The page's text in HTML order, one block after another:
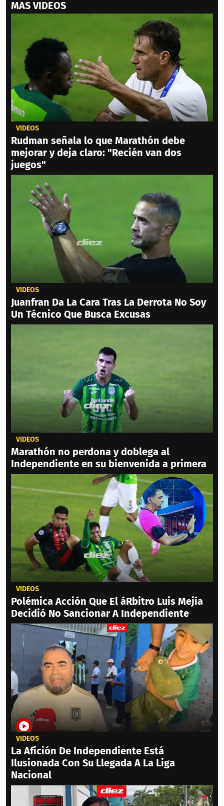
MAS VIDEOS
VIDEOS
Rudman señala lo que Marathón debe
mejorar y deja claro: "Recién van dos
juegos"
VIDEOS
Juanfran Da La Cara Tras La Derrota No Soy
Un Técnico Que Busca Excusas
VIDEOS
Marathón no perdona y doblega al
Independiente en su bienvenida a primera
VIDEOS
Polémica Acción Que El áRbitro Luis Mejía
Decidió No Sancionar A Independiente
VIDEOS
La Afición De Independiente Está
Ilusionada Con Su Llegada A La Liga
Nacional